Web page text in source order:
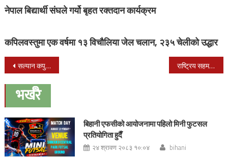
नेपाल बिद्यार्थी संघले गर्यो बृहत रक्तदान कार्यक्रम
कपिलवस्तुमा एक वर्षमा १३ विचौलिया जेल चलान, २३५ चेलीको उद्धार
Post
navigation
सल्यान कपुरकोट बस दुर्घटना:मृतकको संख्या १२ जना पुग्यौ राष्ट्रिय सहमति र संशोधन नगरी एमसीसी पास हुँदैन : माओवादी केन्द्र
भर्खरै
बिहानी एफसीको आयोजनामा पहिलो मिनी फुटसल
प्रतियोगिता हुदैँ
२४ श्रावण २०८३ १०:०४ bihani